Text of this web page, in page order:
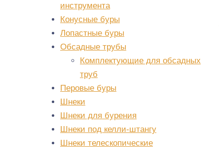
инструмента
Конусные буры
Лопастные буры
Обсадные трубы
Комплектующие для обсадных
труб
Перовые буры
Шнеки
Шнеки для бурения
Шнеки под келли-штангу
Шнеки телескопические